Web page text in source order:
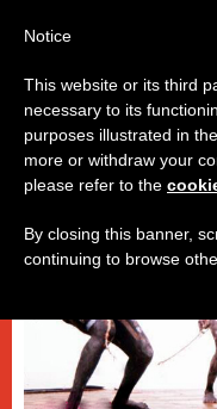
PAPI
Notice
This website or its third
necessary to its
purposes illustrated in
more or withdraw your
please refer to the
By closing this banner,
continuing to browse